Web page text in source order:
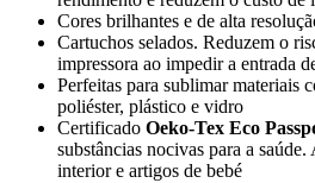
Cores brilhantes e de alta
Cartuchos selados. Reduzem o
impressora ao impedir a entrada
Perfeitas para sublimar materiais
poliéster, plástico e vidro
Certificado Oeko-Tex Eco
substâncias nocivas para a
interior e artigos de bebé